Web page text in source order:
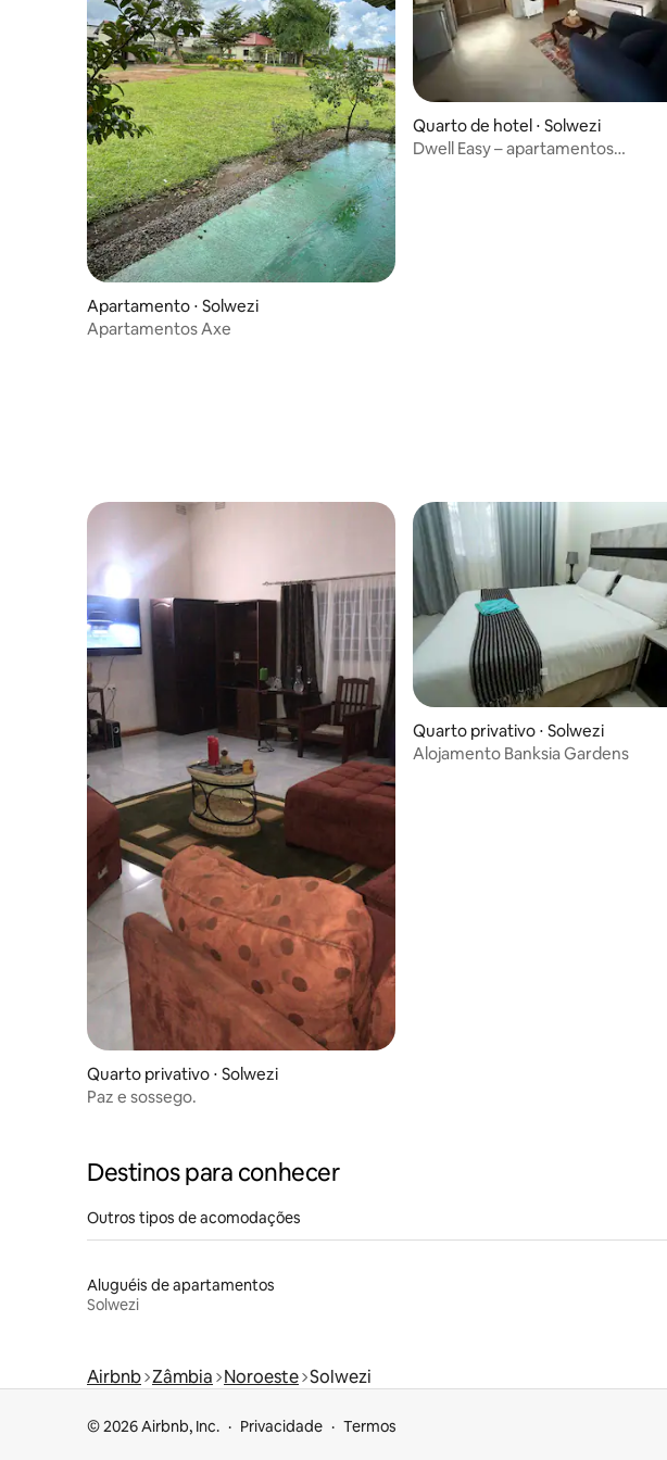
Apartamento ⋅ Solwezi
Apartamentos Axe
Quarto de hotel ⋅ Solwezi
Dwell Easy – apartamentos
Quarto privativo ⋅ Solwezi
Paz e sossego.
Quarto privativo ⋅ Solwezi
Alojamento Banksia Gardens
Destinos para conhecer
Outros tipos de acomodações
Aluguéis de apartamentos
Solwezi
Airbnb Zâmbia Noroeste Solwezi
© 2026 Airbnb, Inc. Privacidade Termos